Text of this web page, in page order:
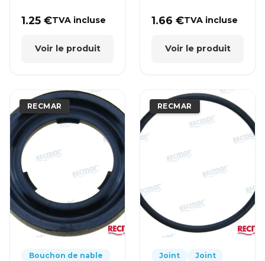
1.25€TVA incluse
Voir le produit
1.66€TVA incluse
Voir le produit
RECMAR
Bouchon de nable
RECMAR
Joint Joint